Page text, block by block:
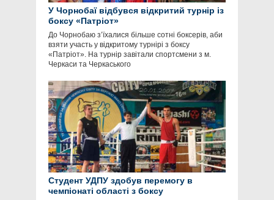
У Чорнобаї відбувся відкритий турнір із
боксу «Патріот»
До Чорнобаю з’їхалися більше сотні боксерів, аби
взяти участь у відкритому турнірі з боксу
«Патріот». На турнір завітали спортсмени з м.
Черкаси та Черкаського
Студент УДПУ здобув перемогу в
чемпіонаті області з боксу